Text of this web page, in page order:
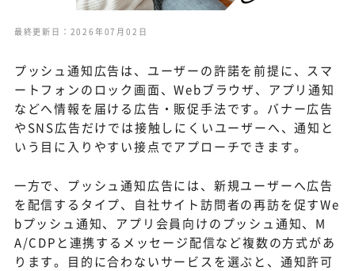
最終更新日：2026年07月02日
プッシュ通知広告は、ユーザーの許諾を前提に、スマ
ートフォンのロック画面、Webブラウザ、アプリ通知
などへ情報を届ける広告・販促手法です。バナー広告
やSNS広告だけでは接触しにくいユーザーへ、通知と
いう目に入りやすい接点でアプローチできます。
一方で、プッシュ通知広告には、新規ユーザーへ広告
を配信するタイプ、自社サイト訪問者の再訪を促すWe
bプッシュ通知、アプリ会員向けのプッシュ通知、M
A/CDPと連携するメッセージ配信など複数の方式があ
ります。目的に合わないサービスを選ぶと、通知許可